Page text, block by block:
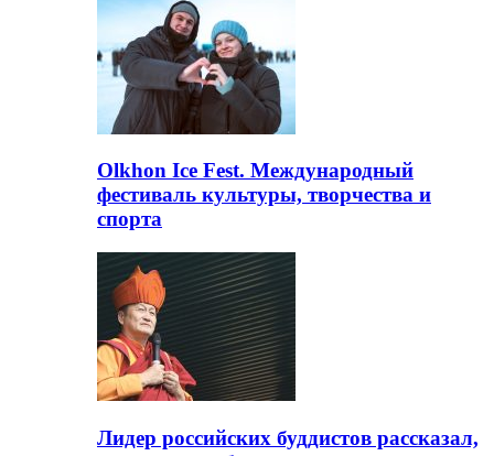
Olkhon Ice Fest. Международный
фестиваль культуры, творчества и
спорта
Лидер российских буддистов рассказал,